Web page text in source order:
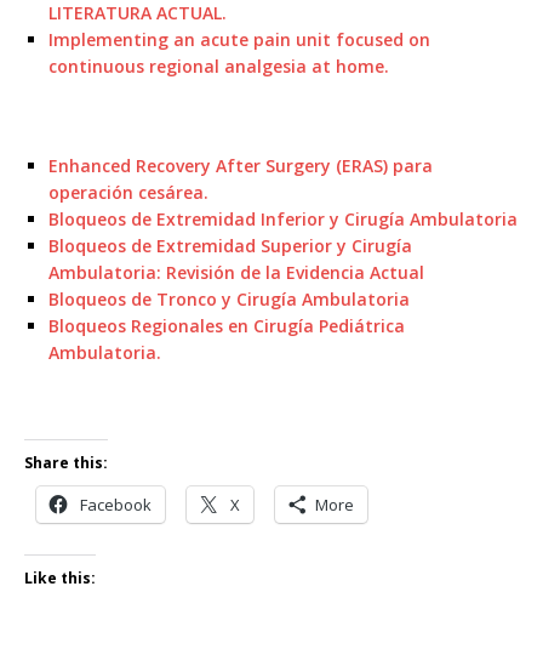
LITERATURA ACTUAL.
Implementing an acute pain unit focused on
continuous regional analgesia at home.
Enhanced Recovery After Surgery (ERAS) para
operación cesárea.
Bloqueos de Extremidad Inferior y Cirugía Ambulatoria
Bloqueos de Extremidad Superior y Cirugía
Ambulatoria: Revisión de la Evidencia Actual
Bloqueos de Tronco y Cirugía Ambulatoria
Bloqueos Regionales en Cirugía Pediátrica
Ambulatoria.
Share this:
Facebook X More
Like this: